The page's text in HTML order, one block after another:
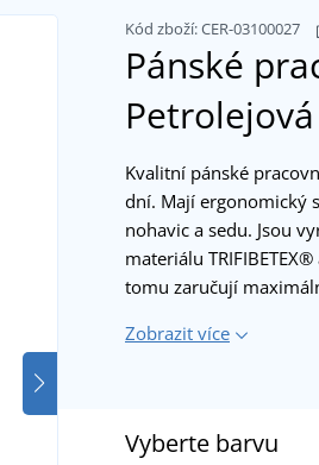
Kód zboží:CER-03100027
Pánské
Petrolejová
Kvalitní pánské
dní. Mají ergonomický
nohavic a sedu. Jsou
materiálu
tomu zaručují
Zobrazit více
Vyberte barvu